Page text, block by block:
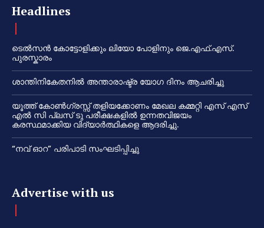
Headlines
ടെൽസൻ കോട്ടോളിക്കും ലിയോ പോളിനും ജെ.എഫ്.എസ്.
പുരസ്കാരം
ശാന്തിനികേതനിൽ അന്താരാഷ്ട്ര യോഗ ദിനം ആചരിച്ചു
യൂത്ത് കോൺഗ്രസ്സ് തളിയക്കോണം മേഖല കമ്മറ്റി എസ് എസ്
എൽ സി പ്ലസ് ടു പരീക്ഷകളിൽ ഉന്നതവിജയം
കരസ്ഥമാക്കിയ വിദ്യാർത്ഥികളെ ആദരിച്ചു.
“നവ് ഓറ” പരിപാടി സംഘടിപ്പിച്ചു
Advertise with us